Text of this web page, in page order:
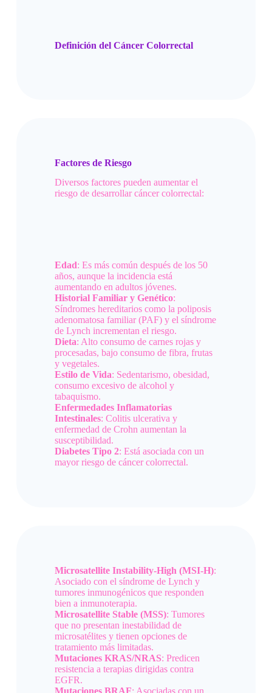
Definición del Cáncer Colorrectal
Factores de Riesgo
Diversos factores pueden aumentar el
riesgo de desarrollar cáncer colorrectal:
Edad: Es más común después de los 50
años, aunque la incidencia está
aumentando en adultos jóvenes.
Historial Familiar y Genético:
Síndromes hereditarios como la poliposis
adenomatosa familiar (PAF) y el síndrome
de Lynch incrementan el riesgo.
Dieta: Alto consumo de carnes rojas y
procesadas, bajo consumo de fibra, frutas
y vegetales.
Estilo de Vida: Sedentarismo, obesidad,
consumo excesivo de alcohol y
tabaquismo.
Enfermedades Inflamatorias
Intestinales: Colitis ulcerativa y
enfermedad de Crohn aumentan la
susceptibilidad.
Diabetes Tipo 2: Está asociada con un
mayor riesgo de cáncer colorrectal.
Microsatellite Instability-High (MSI-H):
Asociado con el síndrome de Lynch y
tumores inmunogénicos que responden
bien a inmunoterapia.
Microsatellite Stable (MSS): Tumores
que no presentan inestabilidad de
microsatélites y tienen opciones de
tratamiento más limitadas.
Mutaciones KRAS/NRAS: Predicen
resistencia a terapias dirigidas contra
EGFR.